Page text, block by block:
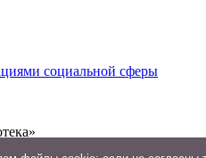
социальной сферы